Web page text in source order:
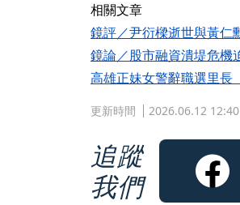
相關文章
鏡評／尹衍樑逝世與黃仁
鏡論／股市融資潰堤危機
高雄正妹女警辭職選里
更新時間 2026.06.12
追蹤
我們